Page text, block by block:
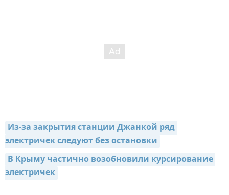
Из-за закрытия станции Джанкой ряд
электричек следуют без остановки
В Крыму частично возобновили курсирование
электричек